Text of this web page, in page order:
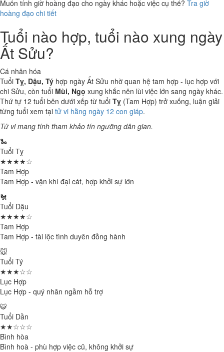
Muốn tính giờ hoàng đạo cho ngày khác hoặc việc cụ thể? Tra giờ
hoàng đạo chi tiết
Tuổi nào hợp, tuổi nào xung ngày
Ất Sửu?
Cá nhân hóa
Tuổi Tỵ, Dậu, Tý hợp ngày Ất Sửu nhờ quan hệ tam hợp - lục hợp với
chi Sửu, còn tuổi Mùi, Ngọ xung khắc nên lùi việc lớn sang ngày khác.
Thứ tự 12 tuổi bên dưới xếp từ tuổi Tỵ (Tam Hợp) trở xuống, luận giải
từng tuổi xem tại tử vi hằng ngày 12 con giáp.
Tử vi mang tính tham khảo tín ngưỡng dân gian.
🐍
Tuổi Tỵ
★★★★☆
Tam Hợp
Tam Hợp - vận khí đại cát, hợp khởi sự lớn
🐔
Tuổi Dậu
★★★★☆
Tam Hợp
Tam Hợp - tài lộc tình duyên đồng hành
🐭
Tuổi Tý
★★★☆☆
Lục Hợp
Lục Hợp - quý nhân ngầm hỗ trợ
🐯
Tuổi Dần
★★☆☆☆
Bình hòa
Bình hoà - phù hợp việc cũ, không khởi sự